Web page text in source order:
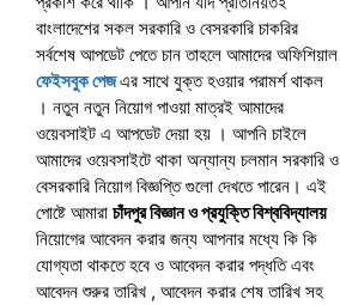
বাংলাদেশের সকল সরকারি ও বেসরকারি চাকরির
সর্বশেষ আপডেট পেতে চান তাহলে আমাদের অফিশিয়াল
ফেইসবুক পেজএর সাথে যুক্ত হওয়ার পরামর্শ থাকল
। নতুন নতুন নিয়োগ পাওয়া মাত্রই আমাদের
ওয়েবসাইট এ আপডেট দেয়া হয় । আপনি চাইলে
আমাদের ওয়েবসাইটে থাকা অন্যান্য চলমান সরকারি ও
বেসরকারি নিয়োগ বিজ্ঞপ্তি গুলো দেখতে পারেন। এই
পোষ্টে আমারা চাঁদপুর বিজ্ঞান ও প্রযুক্তি বিশ্ববিদ্যালয়
নিয়োগের আবেদন করার জন্য আপনার মধ্যে কি কি
যোগ্যতা থাকতে হবে ও আবেদন করার পদ্ধতি এবং
আবেদন শুরুর তারিখ , আবেদন করার শেষ তারিখ সহ